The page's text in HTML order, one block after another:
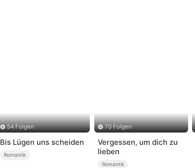
54 Folgen
Bis Lügen uns scheiden
Romantik
70 Folgen
Vergessen, um dich zu
lieben
Romantik